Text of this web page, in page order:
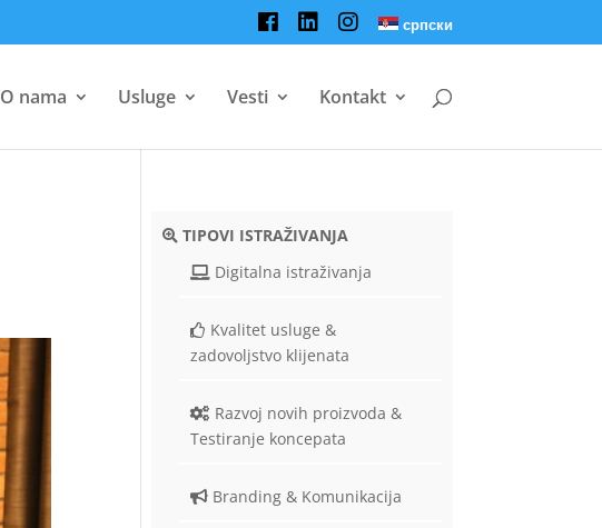
српски
O nama Usluge Vesti Kontakt
TIPOVI ISTRAŽIVANJA
Digitalna istraživanja
Kvalitet usluge &
zadovoljstvo klijenata
Razvoj novih proizvoda &
Testiranje koncepata
Branding & Komunikacija